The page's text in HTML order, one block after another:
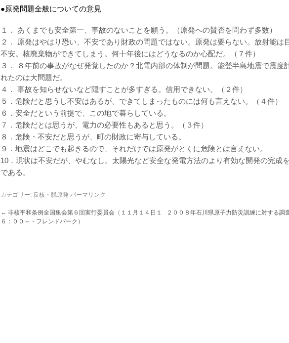
●原発問題全般についての意見
１． あくまでも安全第一、事故のないことを願う。（原発への賛否を問わず多数）
２． 原発はやはり恐い、不安であり財政の問題ではない。原発は要らない。放射能は
不安。核廃棄物ができてしまう。何十年後にはどうなるのか心配だ。（７件）
３． ８年前の事故がなぜ発覚したのか？北電内部の体制が問題。能登半島地震で震度
れたのは大問題だ。
４． 事故を知らせないなど隠すことが多すぎる。信用できない。（２件）
５．危険だと思うし不安はあるが、できてしまったものには何も言えない。（４件）
６．安全だという前提で、この地で暮らしている。
７．危険だとは思うが、電力の必要性もあると思う。（３件）
８．危険・不安だと思うが、町の財政に寄与している。
９．地震はどこでも起きるので、それだけでは原発がとくに危険とは言えない。
10．現状は不安だが、やむなし。太陽光など安全な発電方法のより有効な開発の完成
である。
カテゴリー: 反核・脱原発 パーマリンク
← 非核平和条例全国集会第６回実行委員会（１１月１４日１
６：００～・フレンドパーク）
２００８年石川県原子力防災訓練に対する調